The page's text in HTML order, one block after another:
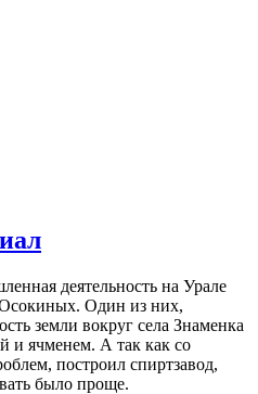
деятельность на Урале
Один из них,
земли вокруг села Знаменка
и ячменем. А так как со
построил спиртзавод,
было проще.